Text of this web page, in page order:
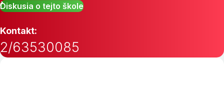
Diskusia o tejto škole
Kontakt:
2/63530085